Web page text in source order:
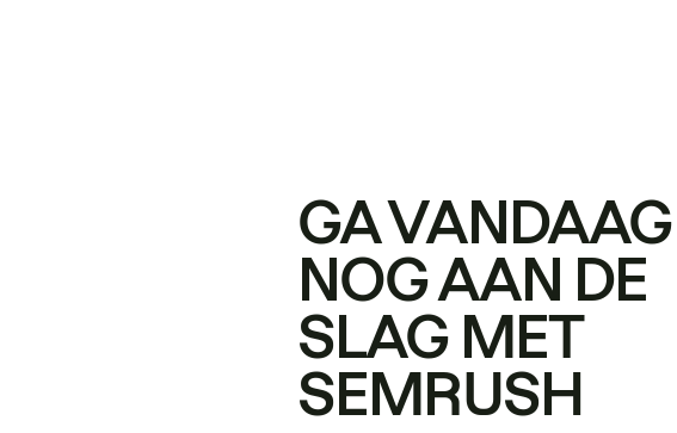
GA VANDAAG
NOG AAN DE
SLAG MET
SEMRUSH